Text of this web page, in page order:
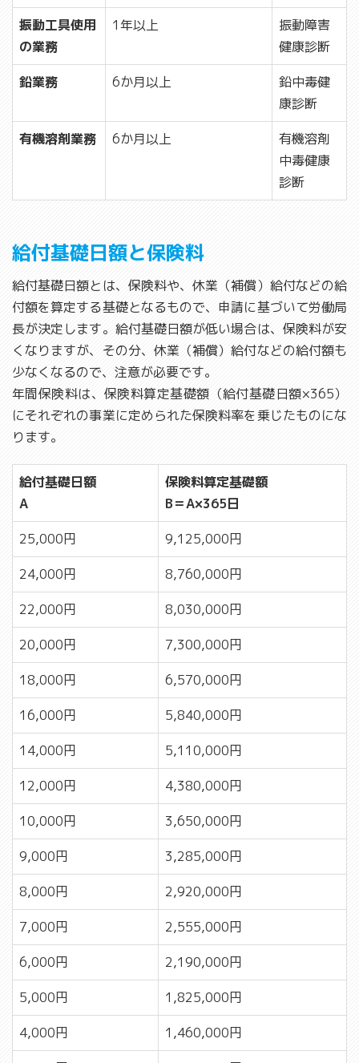
振動工具使用
の業務
1年以上
振動障害
健康診断
鉛業務
6か月以上
鉛中毒健
康診断
有機溶剤業務
6か月以上
有機溶剤
中毒健康
診断
給付基礎日額と保険料
給付基礎日額とは、保険料や、休業（補償）給付などの給
付額を算定する基礎となるもので、申請に基づいて労働局
長が決定します。給付基礎日額が低い場合は、保険料が安
くなりますが、その分、休業（補償）給付などの給付額も
少なくなるので、注意が必要です。
年間保険料は、保険料算定基礎額（給付基礎日額×365）
にそれぞれの事業に定められた保険料率を乗じたものにな
ります。
給付基礎日額
A
保険料算定基礎額
B＝A×365日
25,000円
9,125,000円
24,000円
8,760,000円
22,000円
8,030,000円
20,000円
7,300,000円
18,000円
6,570,000円
16,000円
5,840,000円
14,000円
5,110,000円
12,000円
4,380,000円
10,000円
3,650,000円
9,000円
3,285,000円
8,000円
2,920,000円
7,000円
2,555,000円
6,000円
2,190,000円
5,000円
1,825,000円
4,000円
1,460,000円